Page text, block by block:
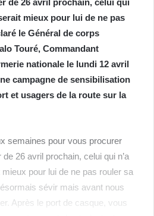
de 26 avril prochain, celui qui
mieux pour lui de ne pas
le Général de corps
Touré, Commandant
nationale le lundi 12 avril
campagne de sensibilisation
et usagers de la route sur la
semaines pour vous procurer
26 avril prochain, celui qui n’a
pour lui de ne pas rouler sa
sévir mais avant nous
Après le port de casque, vous